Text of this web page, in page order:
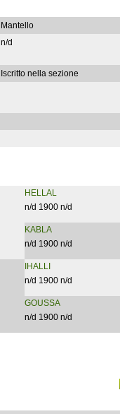
Mantello
n/d
Iscritto nella sezione
HELLAL
n/d 1900 n/d
KABLA
n/d 1900 n/d
IHALLI
n/d 1900 n/d
GOUSSA
n/d 1900 n/d